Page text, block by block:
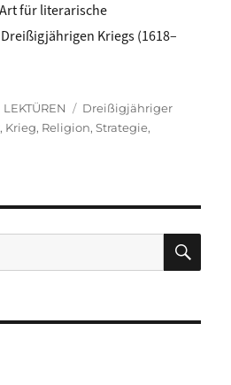
für literarische
Kriegs (1618–
AKTUALITÄT DES
Kategorien
LEKTÜREN Schlagwörter
Dreißigjähriger
, Krieg, Religion,Strategie,